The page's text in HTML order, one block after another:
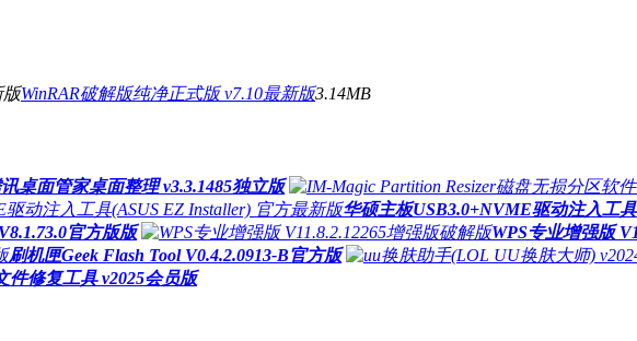
WinRAR破解版纯净正式版 v7.10最新版3.14MB
桌面管家桌面整理 v3.3.1485独立版
华硕主板USB3.0+NVME驱动注入工
官方版版
WPS专业增强版
刷机匣Geek Flash Tool V0.4.2.0913-B官方版
件修复工具 v2025会员版